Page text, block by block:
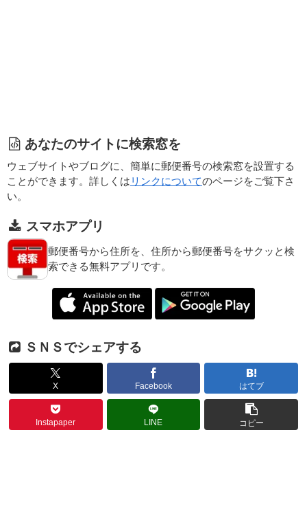
あなたのサイトに検索窓を
ウェブサイトやブログに、簡単に郵便番号の検索窓を設置する
ことができます。詳しくは リンクについてのページをご覧下さ
い。
スマホアプリ
郵便番号から住所を、住所から郵便番号をサクッと検
索できる無料アプリです。
ＳＮＳでシェアする
X Facebook はてブ
Instapaper LINE コピー